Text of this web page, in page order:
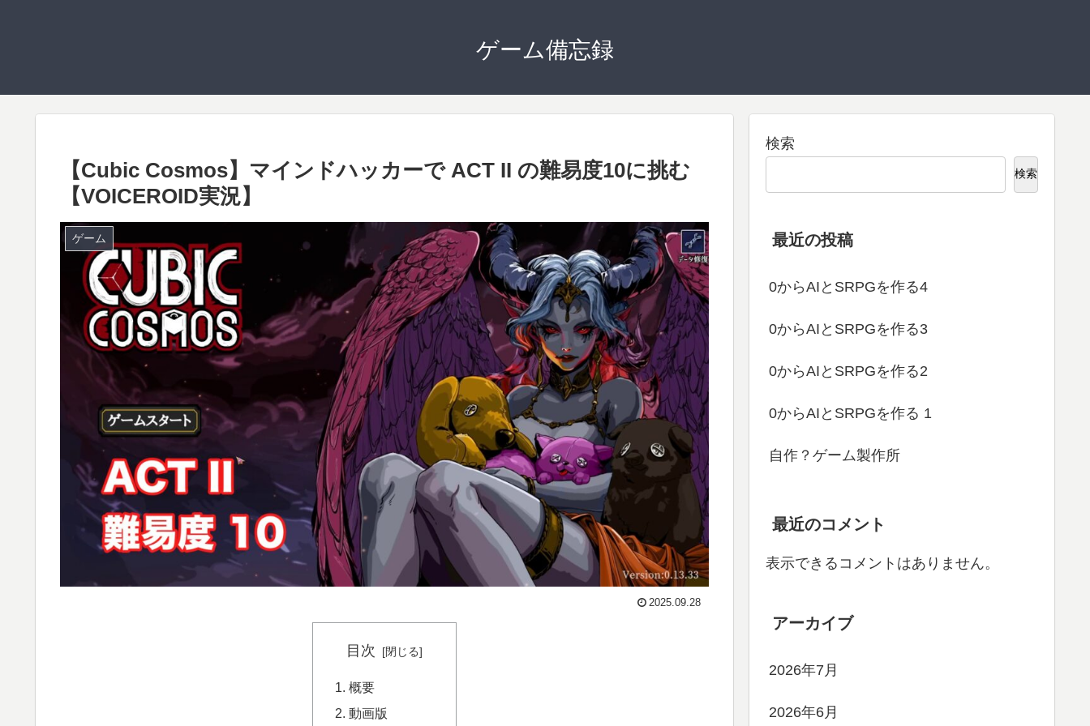
ゲーム備忘録
【Cubic Cosmos】マインドハッカーで ACT II の難易度10に挑む
【VOICEROID実況】
ゲーム
2025.09.28
目次
概要
動画版
検索
検索
最近の投稿
0からAIとSRPGを作る4
0からAIとSRPGを作る3
0からAIとSRPGを作る2
0からAIとSRPGを作る 1
自作？ゲーム製作所
最近のコメント
表示できるコメントはありません。
アーカイブ
2026年7月
2026年6月